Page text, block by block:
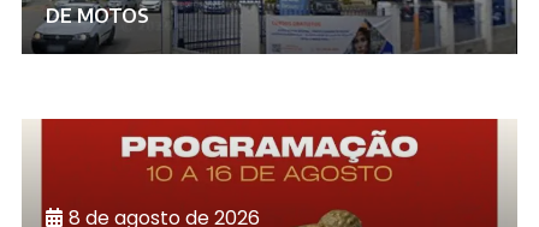
DE MOTOS
8 de agosto de 2026